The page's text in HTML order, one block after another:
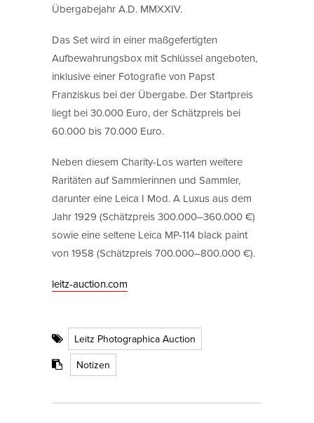
Übergabejahr A.D. MMXXIV.
Das Set wird in einer maßgefertigten
Aufbewahrungsbox mit Schlüssel angeboten,
inklusive einer Fotografie von Papst
Franziskus bei der Übergabe. Der Startpreis
liegt bei 30.000 Euro, der Schätzpreis bei
60.000 bis 70.000 Euro.
Neben diesem Charity-Los warten weitere
Raritäten auf Sammlerinnen und Sammler,
darunter eine Leica I Mod. A Luxus aus dem
Jahr 1929 (Schätzpreis 300.000–360.000 €)
sowie eine seltene Leica MP-114 black paint
von 1958 (Schätzpreis 700.000–800.000 €).
leitz-auction.com
Leitz Photographica Auction
Notizen